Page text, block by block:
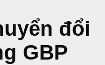
đổi
GBP